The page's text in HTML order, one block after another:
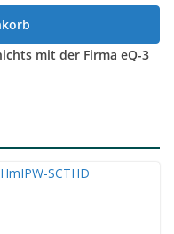
mit der Firma eQ-3